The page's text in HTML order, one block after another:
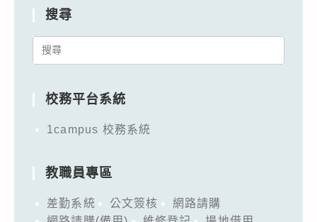
搜尋
Search
校務平台系統
1campus 校務系統
教職員專區
差勤系統 公文簽核
網路請購